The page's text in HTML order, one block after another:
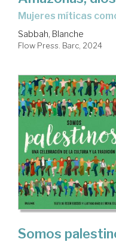
Mujeres míticas
Sabbah, Blanche
Flow Press. Barc, 2024
Somos